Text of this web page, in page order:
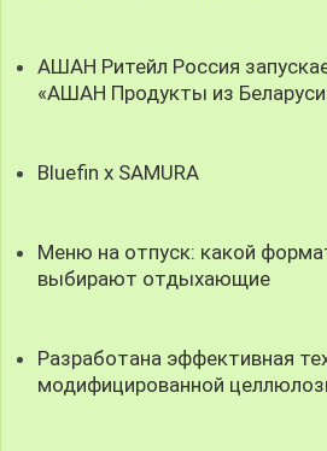
АШАН Ритейл Россия
«АШАН Продукты из
Bluefin x SAMURA
Меню на отпуск: какой
выбирают отдыхающие
Разработана эффективная
модифицированной